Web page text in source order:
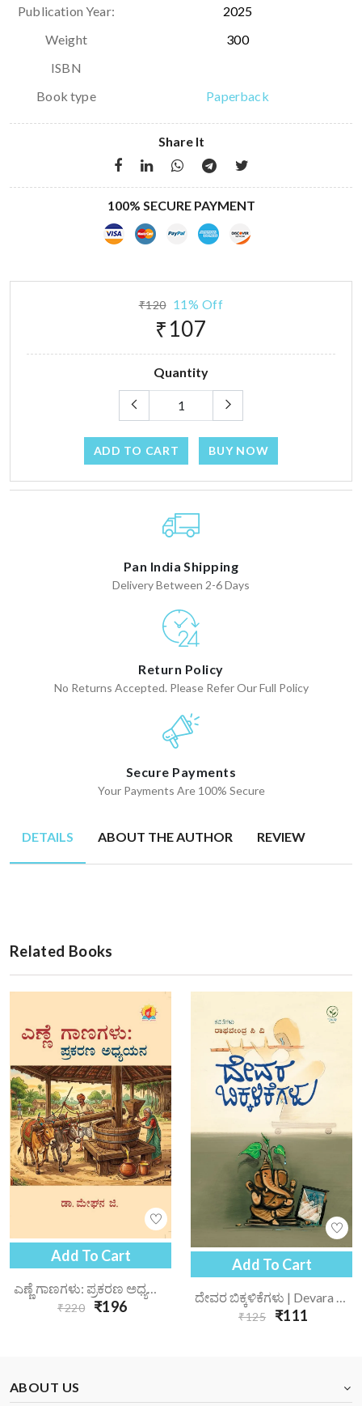
Publication Year:
2025
Weight
300
ISBN
Book type
Paperback
Share It
100% SECURE PAYMENT
₹120 11% Off
₹107
Quantity
ADD TO CART BUY NOW
Pan India Shipping
Delivery Between 2-6 Days
Return Policy
No Returns Accepted. Please Refer Our Full Policy
Secure Payments
Your Payments Are 100% Secure
DETAILS ABOUT THE AUTHOR REVIEW
Related Books
Add To Cart
ಎಣ್ಣೆ ಗಾಣಗಳು: ಪ್ರಕರಣ ಅಧ್ಯಯನ | Enne Gaanagalu Prakarana Adhyayana
₹220 ₹196
Add To Cart
ದೇವರ ಬಿಕ್ಕಳಿಕೆಗಳು | Devara Bikkalikegalu
₹125 ₹111
ABOUT US